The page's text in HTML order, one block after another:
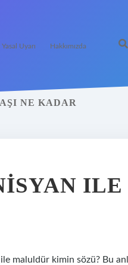
Yasal Uyarı Hakkımızda
NE KADAR
ile maluldür kimin sözü? Bu